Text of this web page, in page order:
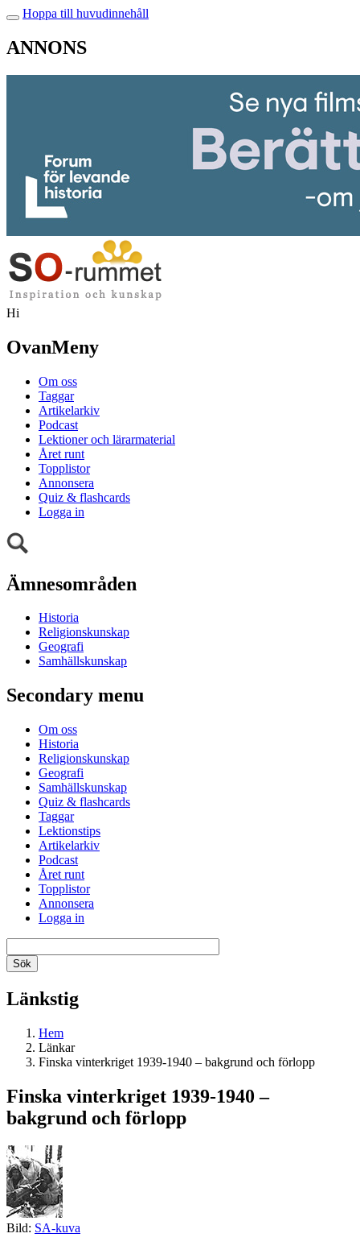
Hoppa till huvudinnehåll
ANNONS
Hi
OvanMeny
Om oss
Taggar
Artikelarkiv
Podcast
Lektioner och lärarmaterial
Året runt
Topplistor
Annonsera
Quiz & flashcards
Logga in
Ämnesområden
Historia
Religionskunskap
Geografi
Samhällskunskap
Secondary menu
Om oss
Historia
Religionskunskap
Geografi
Samhällskunskap
Quiz & flashcards
Taggar
Lektionstips
Artikelarkiv
Podcast
Året runt
Topplistor
Annonsera
Logga in
Länkstig
Hem
Länkar
Finska vinterkriget 1939-1940 – bakgrund och förlopp
Finska vinterkriget 1939-1940 –
bakgrund och förlopp
Bild: SA-kuva